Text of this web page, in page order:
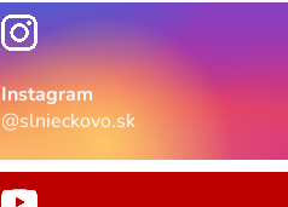
Instagram
@slnieckovo.sk